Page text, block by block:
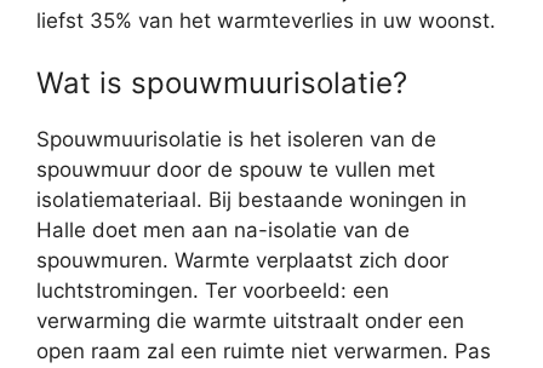
liefst 35% van het warmteverlies in uw woonst.
Wat is spouwmuurisolatie?
Spouwmuurisolatie is het isoleren van de
spouwmuur door de spouw te vullen met
isolatiemateriaal. Bij bestaande woningen in
Halle doet men aan na-isolatie van de
spouwmuren. Warmte verplaatst zich door
luchtstromingen. Ter voorbeeld: een
verwarming die warmte uitstraalt onder een
open raam zal een ruimte niet verwarmen. Pas